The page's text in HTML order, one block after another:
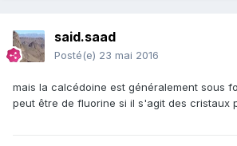
said.saad
Posté(e) 23 mai 2016
mais la calcédoine est généralement sous
peut être de fluorine si il s'agit des cristaux